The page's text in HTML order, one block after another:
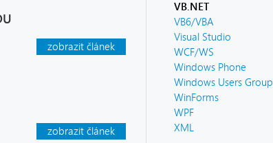
VB.NET
VB6/VBA
Visual Studio
WCF/WS
Windows Phone
Windows Users Group
WinForms
WPF
XML
zobrazit článek
zobrazit článek